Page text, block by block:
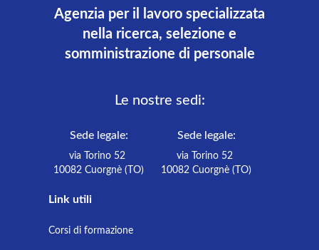
Agenzia per il lavoro specializzata
nella ricerca, selezione e
somministrazione di personale
Le nostre sedi:
Sede legale:
via Torino 52
10082 Cuorgnè (TO)
Sede legale:
via Torino 52
10082 Cuorgnè (TO)
Link utili
Corsi di formazione